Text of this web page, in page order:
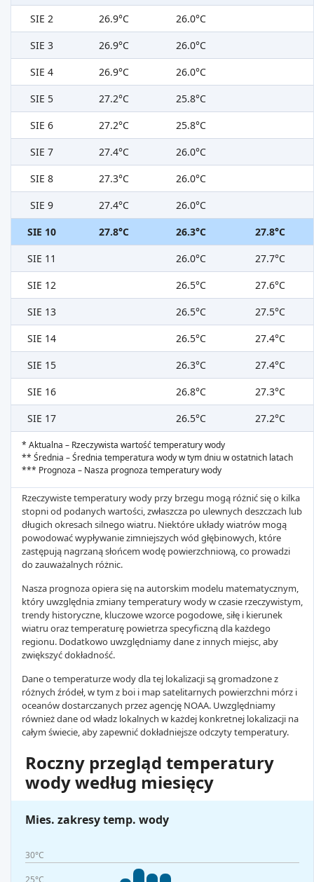
SIE 2
26.9°C
26.0°C
SIE 3
26.9°C
26.0°C
SIE 4
26.9°C
26.0°C
SIE 5
27.2°C
25.8°C
SIE 6
27.2°C
25.8°C
SIE 7
27.4°C
26.0°C
SIE 8
27.3°C
26.0°C
SIE 9
27.4°C
26.0°C
SIE 10
27.8°C 26.3°C
27.8°C
SIE 11
26.0°C
27.7°C
SIE 12
26.5°C
27.6°C
SIE 13
26.5°C
27.5°C
SIE 14
26.5°C
27.4°C
SIE 15
26.3°C
27.4°C
SIE 16
26.8°C
27.3°C
SIE 17
26.5°C 27.2°C
* Aktualna – Rzeczywista wartość temperatury wody
** Średnia – Średnia temperatura wody w tym dniu w ostatnich latach
*** Prognoza – Nasza prognoza temperatury wody
Rzeczywiste temperatury wody przy brzegu mogą różnić się o kilka
stopni od podanych wartości, zwłaszcza po ulewnych deszczach lub
długich okresach silnego wiatru. Niektóre układy wiatrów mogą
powodować wypływanie zimniejszych wód głębinowych, które
zastępują nagrzaną słońcem wodę powierzchniową, co prowadzi
do zauważalnych różnic.
Nasza prognoza opiera się na autorskim modelu matematycznym,
który uwzględnia zmiany temperatury wody w czasie rzeczywistym,
trendy historyczne, kluczowe wzorce pogodowe, siłę i kierunek
wiatru oraz temperaturę powietrza specyficzną dla każdego
regionu. Dodatkowo uwzględniamy dane z innych miejsc, aby
zwiększyć dokładność.
Dane o temperaturze wody dla tej lokalizacji są gromadzone z
różnych źródeł, w tym z boi i map satelitarnych powierzchni mórz i
oceanów dostarczanych przez agencję NOAA. Uwzględniamy
również dane od władz lokalnych w każdej konkretnej lokalizacji na
całym świecie, aby zapewnić dokładniejsze odczyty temperatury.
Roczny przegląd temperatury
wody według miesięcy
Mies. zakresy temp. wody
30°C